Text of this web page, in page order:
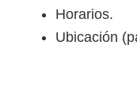
Horarios.
Ubicación